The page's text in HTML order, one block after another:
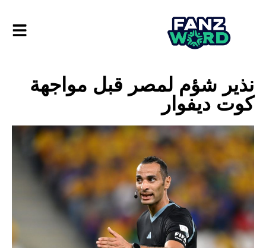
نذير شؤم لمصر قبل مواجهة
كوت ديفوار